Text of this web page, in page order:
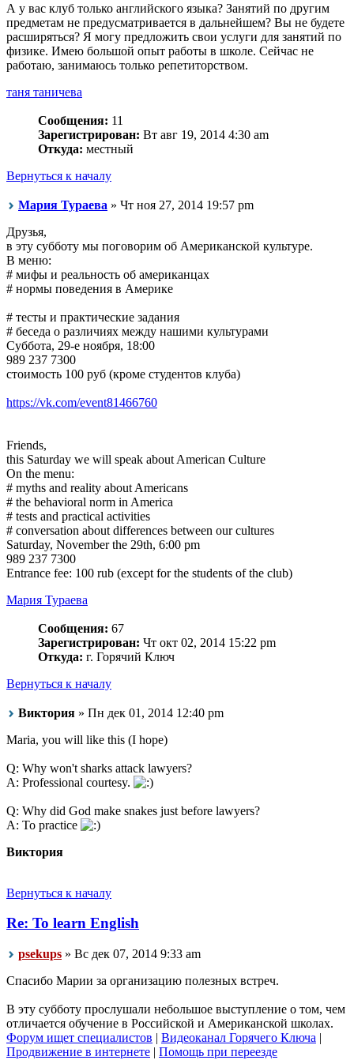
А у вас клуб только английского языка? Занятий по другим
предметам не предусматривается в дальнейшем? Вы не будете
расширяться? Я могу предложить свои услуги для занятий по
физике. Имею большой опыт работы в школе. Сейчас не
работаю, занимаюсь только репетиторством.
таня таничева
Сообщения: 11
Зарегистрирован: Вт авг 19, 2014 4:30 am
Откуда: местный
Вернуться к началу
Мария Тураева » Чт ноя 27, 2014 19:57 pm
Друзья,
в эту субботу мы поговорим об Американской культуре.
В меню:
# мифы и реальность об американцах
# нормы поведения в Америке
# тесты и практические задания
# беседа о различиях между нашими культурами
Суббота, 29-е ноября, 18:00
989 237 7300
стоимость 100 руб (кроме студентов клуба)
https://vk.com/event81466760
Friends,
this Saturday we will speak about American Culture
On the menu:
# myths and reality about Americans
# the behavioral norm in America
# tests and practical activities
# conversation about differences between our cultures
Saturday, November the 29th, 6:00 pm
989 237 7300
Entrance fee: 100 rub (except for the students of the club)
Мария Тураева
Сообщения: 67
Зарегистрирован: Чт окт 02, 2014 15:22 pm
Откуда: г. Горячий Ключ
Вернуться к началу
Виктория » Пн дек 01, 2014 12:40 pm
Maria, you will like this (I hope)
Q: Why won't sharks attack lawyers?
A: Professional courtesy.
Q: Why did God make snakes just before lawyers?
A: To practice
Виктория
Вернуться к началу
Re: To learn English
psekups » Вс дек 07, 2014 9:33 am
Спасибо Марии за организацию полезных встреч.
В эту субботу прослушали небольшое выступление о том, чем
отличается обучение в Российской и Американской школах.
Форум ищет специалистов | Видеоканал Горячего Ключа |
Продвижение в интернете | Помощь при переезде